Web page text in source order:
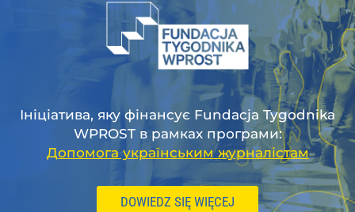
Ініціатива, яку фінансує Fundacja Tygodnika
WPROST в рамках програми:
Допомога українським журналістам
DOWIEDZ SIĘ WIĘCEJ